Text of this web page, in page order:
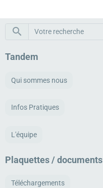
Tandem
Qui sommes nous
Infos Pratiques
L'équipe
Plaquettes / documents
Téléchargements